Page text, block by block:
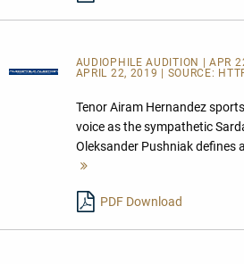
AUDIOPHILE AUDITION | APR
APRIL 22, 2019 | SOURCE:
Tenor Airam Hernandez
voice as the sympathetic
Oleksander Pushniak defines
PDF Download